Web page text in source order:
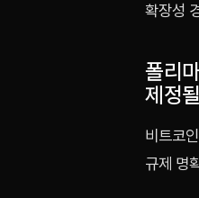
확장성
폴리
제정
비트코
규제 명